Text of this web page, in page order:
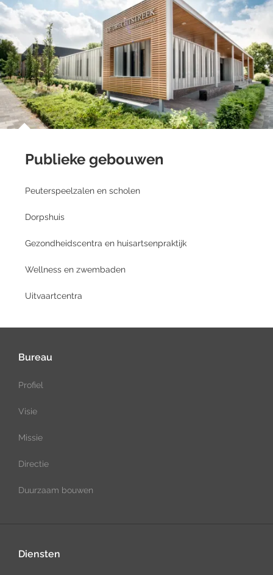
Publieke gebouwen
Peuterspeelzalen en scholen
Dorpshuis
Gezondheidscentra en huisartsenpraktijk
Wellness en zwembaden
Uitvaartcentra
Bureau
Profiel
Visie
Missie
Directie
Duurzaam bouwen
Diensten